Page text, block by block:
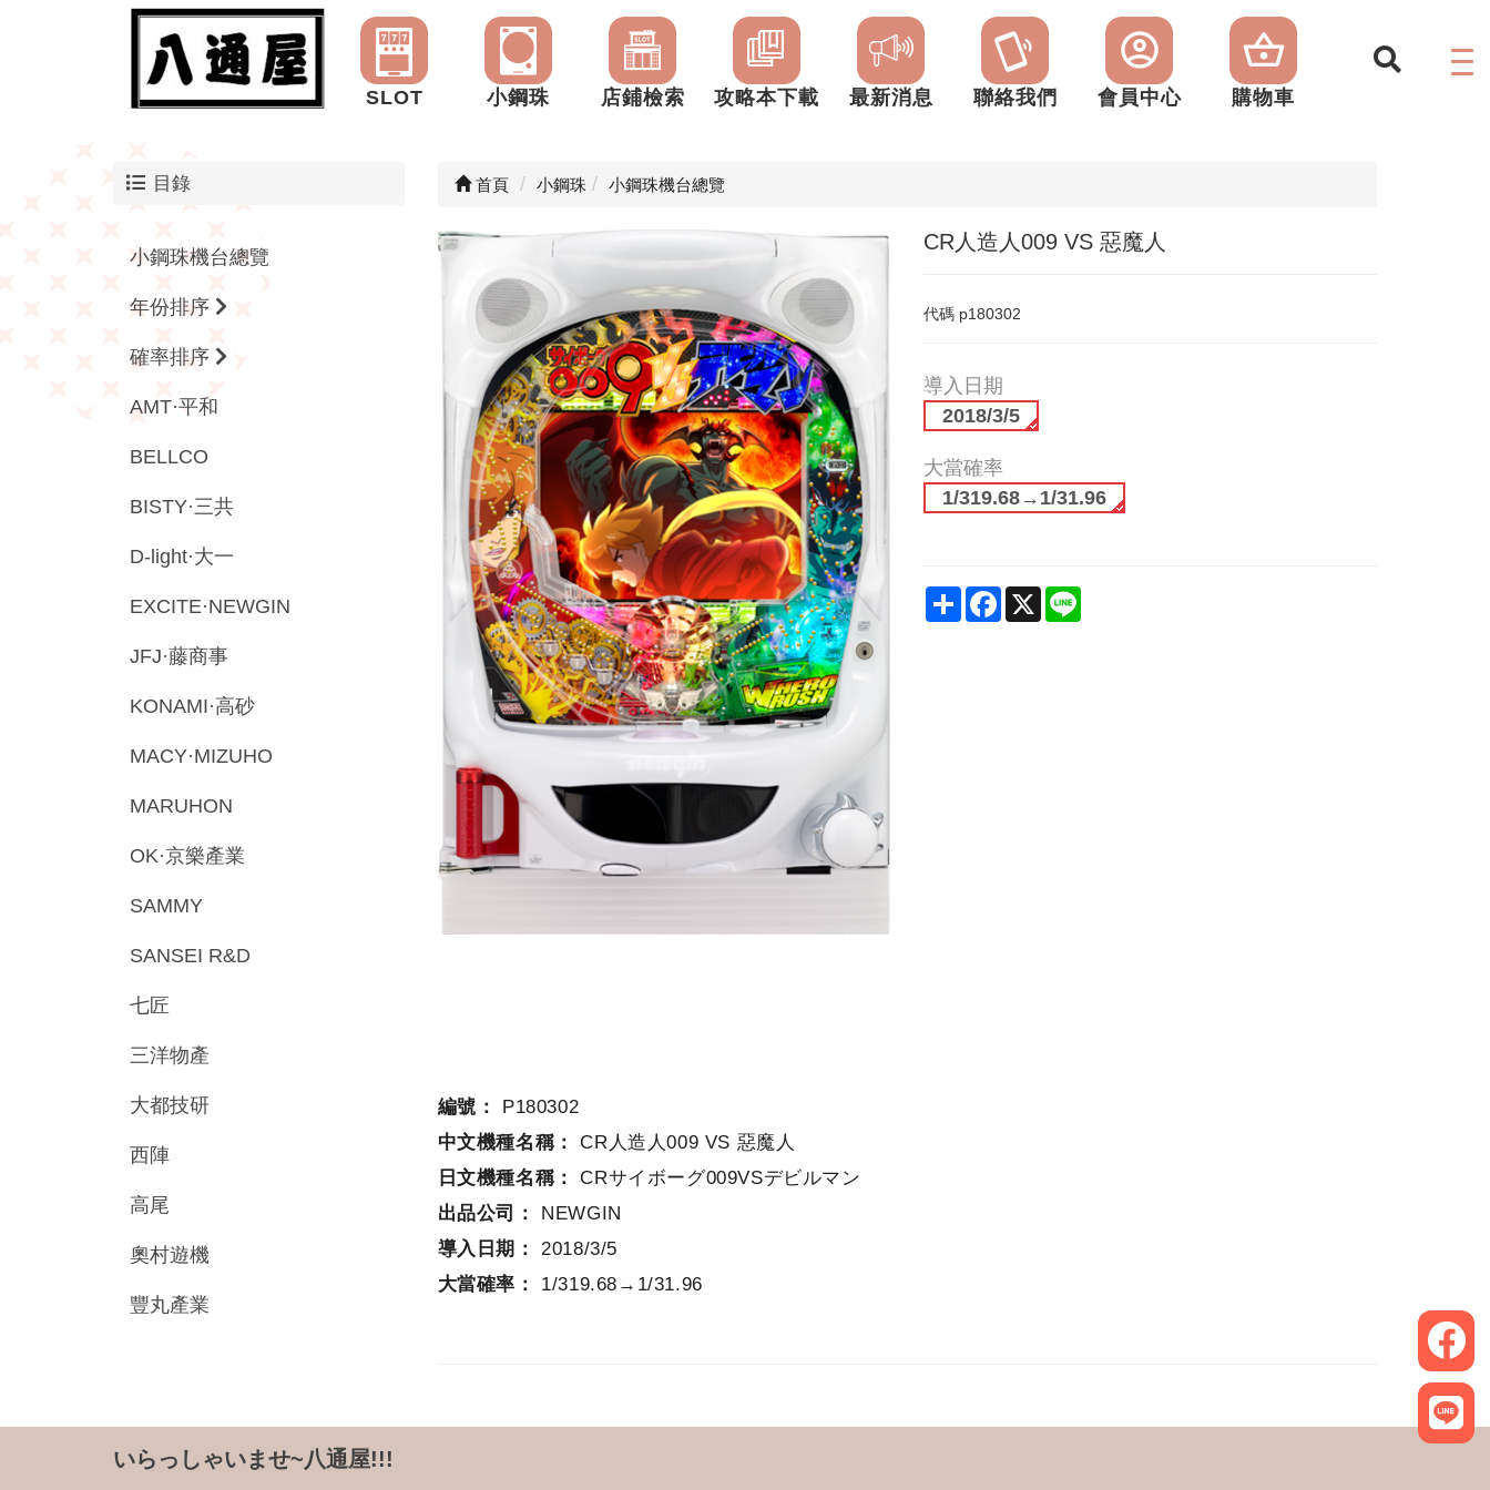
SLOT 小鋼珠 店鋪檢索 攻略本下載 最新消息 聯絡我們 會員中心 購物車
目錄
小鋼珠機台總覽
年份排序
確率排序
AMT·平和
BELLCO
BISTY·三共
D-light·大一
EXCITE·NEWGIN
JFJ·藤商事
KONAMI·高砂
MACY·MIZUHO
MARUHON
OK·京樂產業
SAMMY
SANSEI R&D
七匠
三洋物產
大都技研
西陣
高尾
奧村遊機
豐丸產業
首頁 小鋼珠 小鋼珠機台總覽
CR人造人009 VS 惡魔人
代碼 p180302
導入日期
2018/3/5
大當確率
1/319.68→1/31.96
ShareFacebook
X
編號：
P180302
中文機種名稱：CR人造人009 VS 惡魔人
日文機種名稱：CRサイボーグ009VSデビルマン
出品公司： NEWGIN
導入日期：2018/3/5
大當確率： 1/319.68→1/31.96
いらっしゃいませ~八通屋!!!